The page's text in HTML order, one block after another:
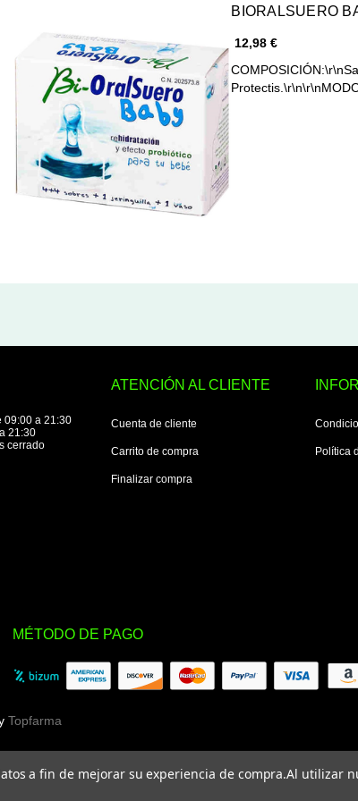
BIORALSUERO
12,98 €
09:00 a 21:30
21:30
cerrado
ATENCIÓN AL CLIENTE
Cuenta de cliente
Carrito de compra
Finalizar compra
Política
MÉTODO DE PAGO
Topfarma
a fin de mejorar su experiencia de compra.Al utilizar